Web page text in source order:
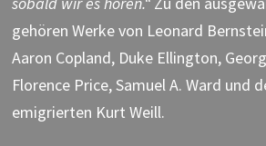
gehören Werke von Leonard
Aaron Copland, Duke Ellington,
Florence Price, Samuel A. Ward und
emigrierten Kurt Weill.